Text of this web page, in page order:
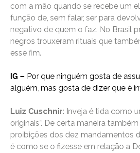
com a mão quando se recebe um
função de, sem falar, ser para
negativo de quem o faz. No Brasil
negros trouxeram rituais que
esse fim.
IG – Por que ninguém gosta de
alguém, mas gosta de dizer que é
Luiz Cuschnir: Inveja é tida como
originais”. De certa maneira
proibições dos dez mandamentos
é como se o fizesse em relação a